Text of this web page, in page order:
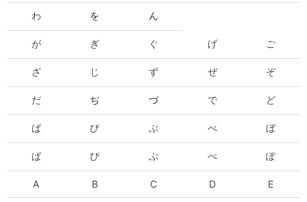
わ を ん
が ぎ ぐ げ ご
ざ じ ず ぜ ぞ
だ ぢ づ で ど
ば び ぶ べ ぼ
ぱ ぴ ぷ ぺ ぽ
A B C D E